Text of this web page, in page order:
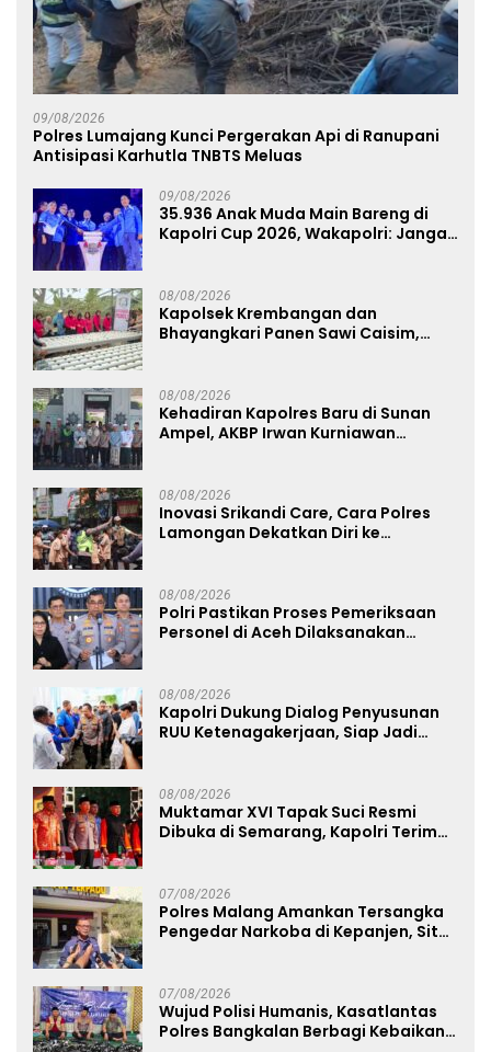
09/08/2026
Polres Lumajang Kunci Pergerakan Api di Ranupani
Antisipasi Karhutla TNBTS Meluas
09/08/2026
35.936 Anak Muda Main Bareng di
Kapolri Cup 2026, Wakapolri: Jangan
08/08/2026
Kapolsek Krembangan dan
Bhayangkari Panen Sawi Caisim,
08/08/2026
Kehadiran Kapolres Baru di Sunan
Ampel, AKBP Irwan Kurniawan
08/08/2026
Inovasi Srikandi Care, Cara Polres
Lamongan Dekatkan Diri ke
08/08/2026
Polri Pastikan Proses Pemeriksaan
Personel di Aceh Dilaksanakan
08/08/2026
Kapolri Dukung Dialog Penyusunan
RUU Ketenagakerjaan, Siap Jadi
08/08/2026
Muktamar XVI Tapak Suci Resmi
Dibuka di Semarang, Kapolri Terima
07/08/2026
Polres Malang Amankan Tersangka
Pengedar Narkoba di Kepanjen, Sita
07/08/2026
Wujud Polisi Humanis, Kasatlantas
Polres Bangkalan Berbagi Kebaikan